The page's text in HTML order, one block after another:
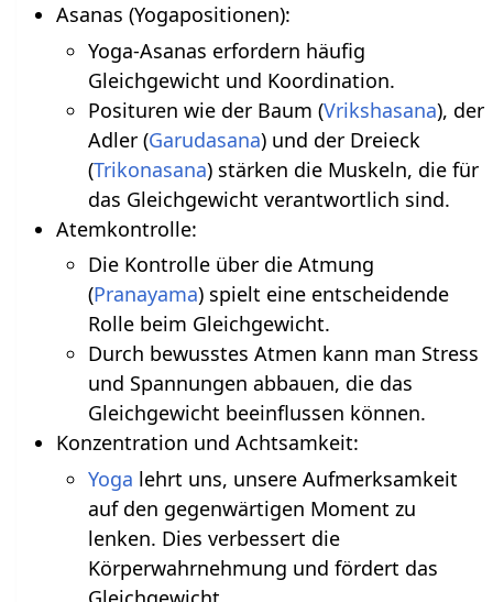
Asanas (Yogapositionen):
Yoga-Asanas erfordern häufig
Gleichgewicht und Koordination.
Posituren wie der Baum (Vrikshasana), der
Adler (Garudasana) und der Dreieck
(Trikonasana) stärken die Muskeln, die für
das Gleichgewicht verantwortlich sind.
Atemkontrolle:
Die Kontrolle über die Atmung
(Pranayama) spielt eine entscheidende
Rolle beim Gleichgewicht.
Durch bewusstes Atmen kann man Stress
und Spannungen abbauen, die das
Gleichgewicht beeinflussen können.
Konzentration und Achtsamkeit:
Yoga lehrt uns, unsere Aufmerksamkeit
auf den gegenwärtigen Moment zu
lenken. Dies verbessert die
Körperwahrnehmung und fördert das